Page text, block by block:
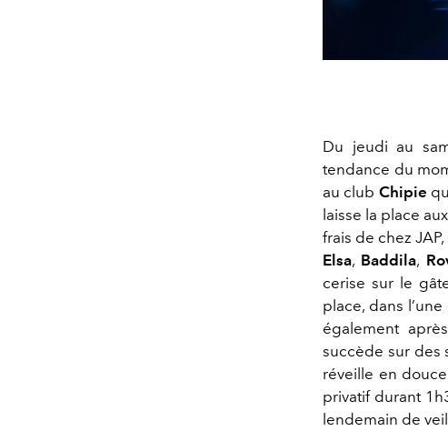
Du jeudi au
tendance du
au club Chipie
laisse la place
frais de chez
Elsa, Baddila,
cerise sur le
place, dans
également
succède sur des
réveille en
privatif durant
lendemain de